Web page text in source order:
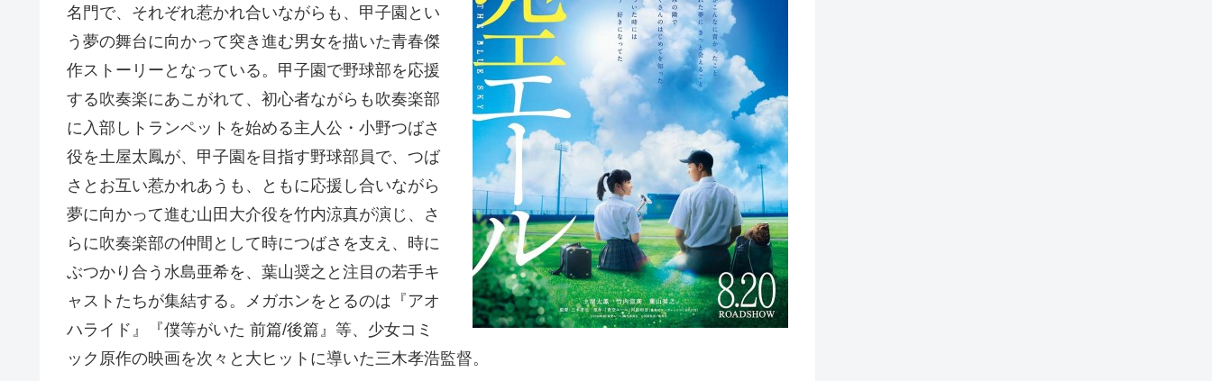
名門で、それぞれ惹かれ合いながらも、甲子園とい
う夢の舞台に向かって突き進む男女を描いた青春傑
作ストーリーとなっている。甲子園で野球部を応援
する吹奏楽にあこがれて、初心者ながらも吹奏楽部
に入部しトランペットを始める主人公・小野つばさ
役を土屋太鳳が、甲子園を目指す野球部員で、つば
さとお互い惹かれあうも、ともに応援し合いながら
夢に向かって進む山田大介役を竹内涼真が演じ、さ
らに吹奏楽部の仲間として時につばさを支え、時に
ぶつかり合う水島亜希を、葉山奨之と注目の若手キ
ャストたちが集結する。メガホンをとるのは『アオ
ハライド』『僕等がいた 前篇/後篇』等、少女コミ
ック原作の映画を次々と大ヒットに導いた三木孝浩監督。